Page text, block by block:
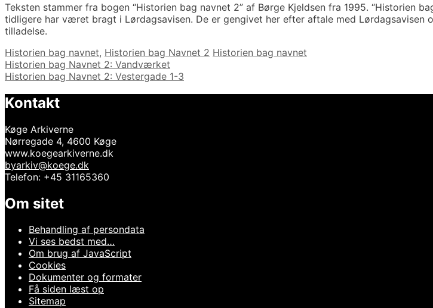
Teksten stammer fra bogen “Historien bag navnet 2” af Børge Kjeldsen fra 1995. “Historien
tidligere har været bragt i Lørdagsavisen. De er gengivet her efter aftale med Lørdagsavisen
tilladelse.
Kategorier
Historien bag navnet, Historien bag Navnet 2 Tags
Historien bag navnet
Indlægsnavigation
Historien bag Navnet 2: Vandværket
Historien bag Navnet 2: Vestergade 1-3
Kontakt
Køge Arkiverne
Nørregade 4, 4600 Køge
www.koegearkiverne.dk
byarkiv@koege.dk
Telefon: +45 31165360
Om sitet
Behandling af persondata
Vi ses bedst med…
Om brug af JavaScript
Cookies
Dokumenter og formater
Få siden læst op
Sitemap